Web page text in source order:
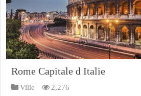
Rome Capitale d Italie
Ville 2,276